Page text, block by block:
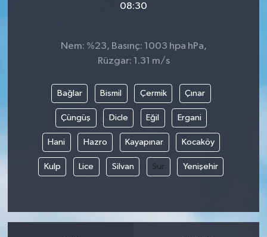
08:30
Nem: %23, Basınç: 1003 hpa hPa,
Rüzgar: 1.31 m/s
Bağlar Bismil Çermik Çınar
Çüngüş Dicle Eğil Ergani
Hani Hazro Kayapınar Kocaköy
Kulp Lice Silvan Sur Yenişehir